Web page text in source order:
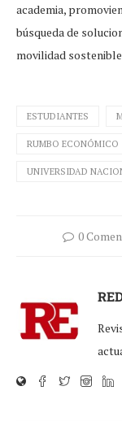
academia,
búsqueda de
movilidad
ESTUDIANTES
RUMBO ECONÓMICO
UNIVERSIDAD
0